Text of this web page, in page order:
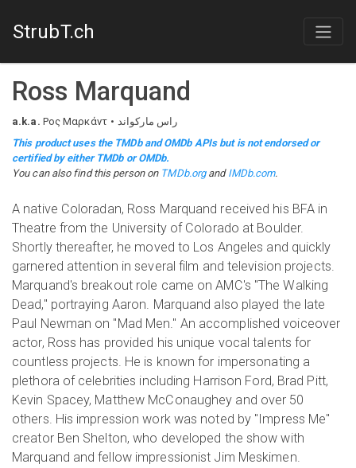
StrubT.ch
Ross Marquand
a.k.a. Ρος Μαρκάντ
راس مارکواند
This product uses the TMDb and OMDb APIs but is not endorsed or
certified by either TMDb or OMDb.
You can also find this person on TMDb.organd IMDb.com.
A native Coloradan, Ross Marquand received his BFA in
Theatre from the University of Colorado at Boulder.
Shortly thereafter, he moved to Los Angeles and quickly
garnered attention in several film and television projects.
Marquand's breakout role came on AMC's "The Walking
Dead," portraying Aaron. Marquand also played the late
Paul Newman on "Mad Men." An accomplished voiceover
actor, Ross has provided his unique vocal talents for
countless projects. He is known for impersonating a
plethora of celebrities including Harrison Ford, Brad Pitt,
Kevin Spacey, Matthew McConaughey and over 50
others. His impression work was noted by "Impress Me"
creator Ben Shelton, who developed the show with
Marquand and fellow impressionist Jim Meskimen.